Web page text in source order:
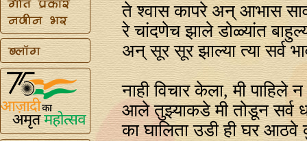
ते श्वास कापरे अन्‌ आभास
रे चांदणेच झाले डोळ्यांत
अन्‌ सूर सूर झाल्या त्या सर्व
नाही विचार केला, मी पाहिले न
आले तुझ्याकडे मी तोडून सर्व
का घालिता उडी ही घर आठवे